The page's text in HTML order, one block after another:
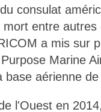
consulat
entre autres
a mis sur
Marine
aérienne
l'Ouest en